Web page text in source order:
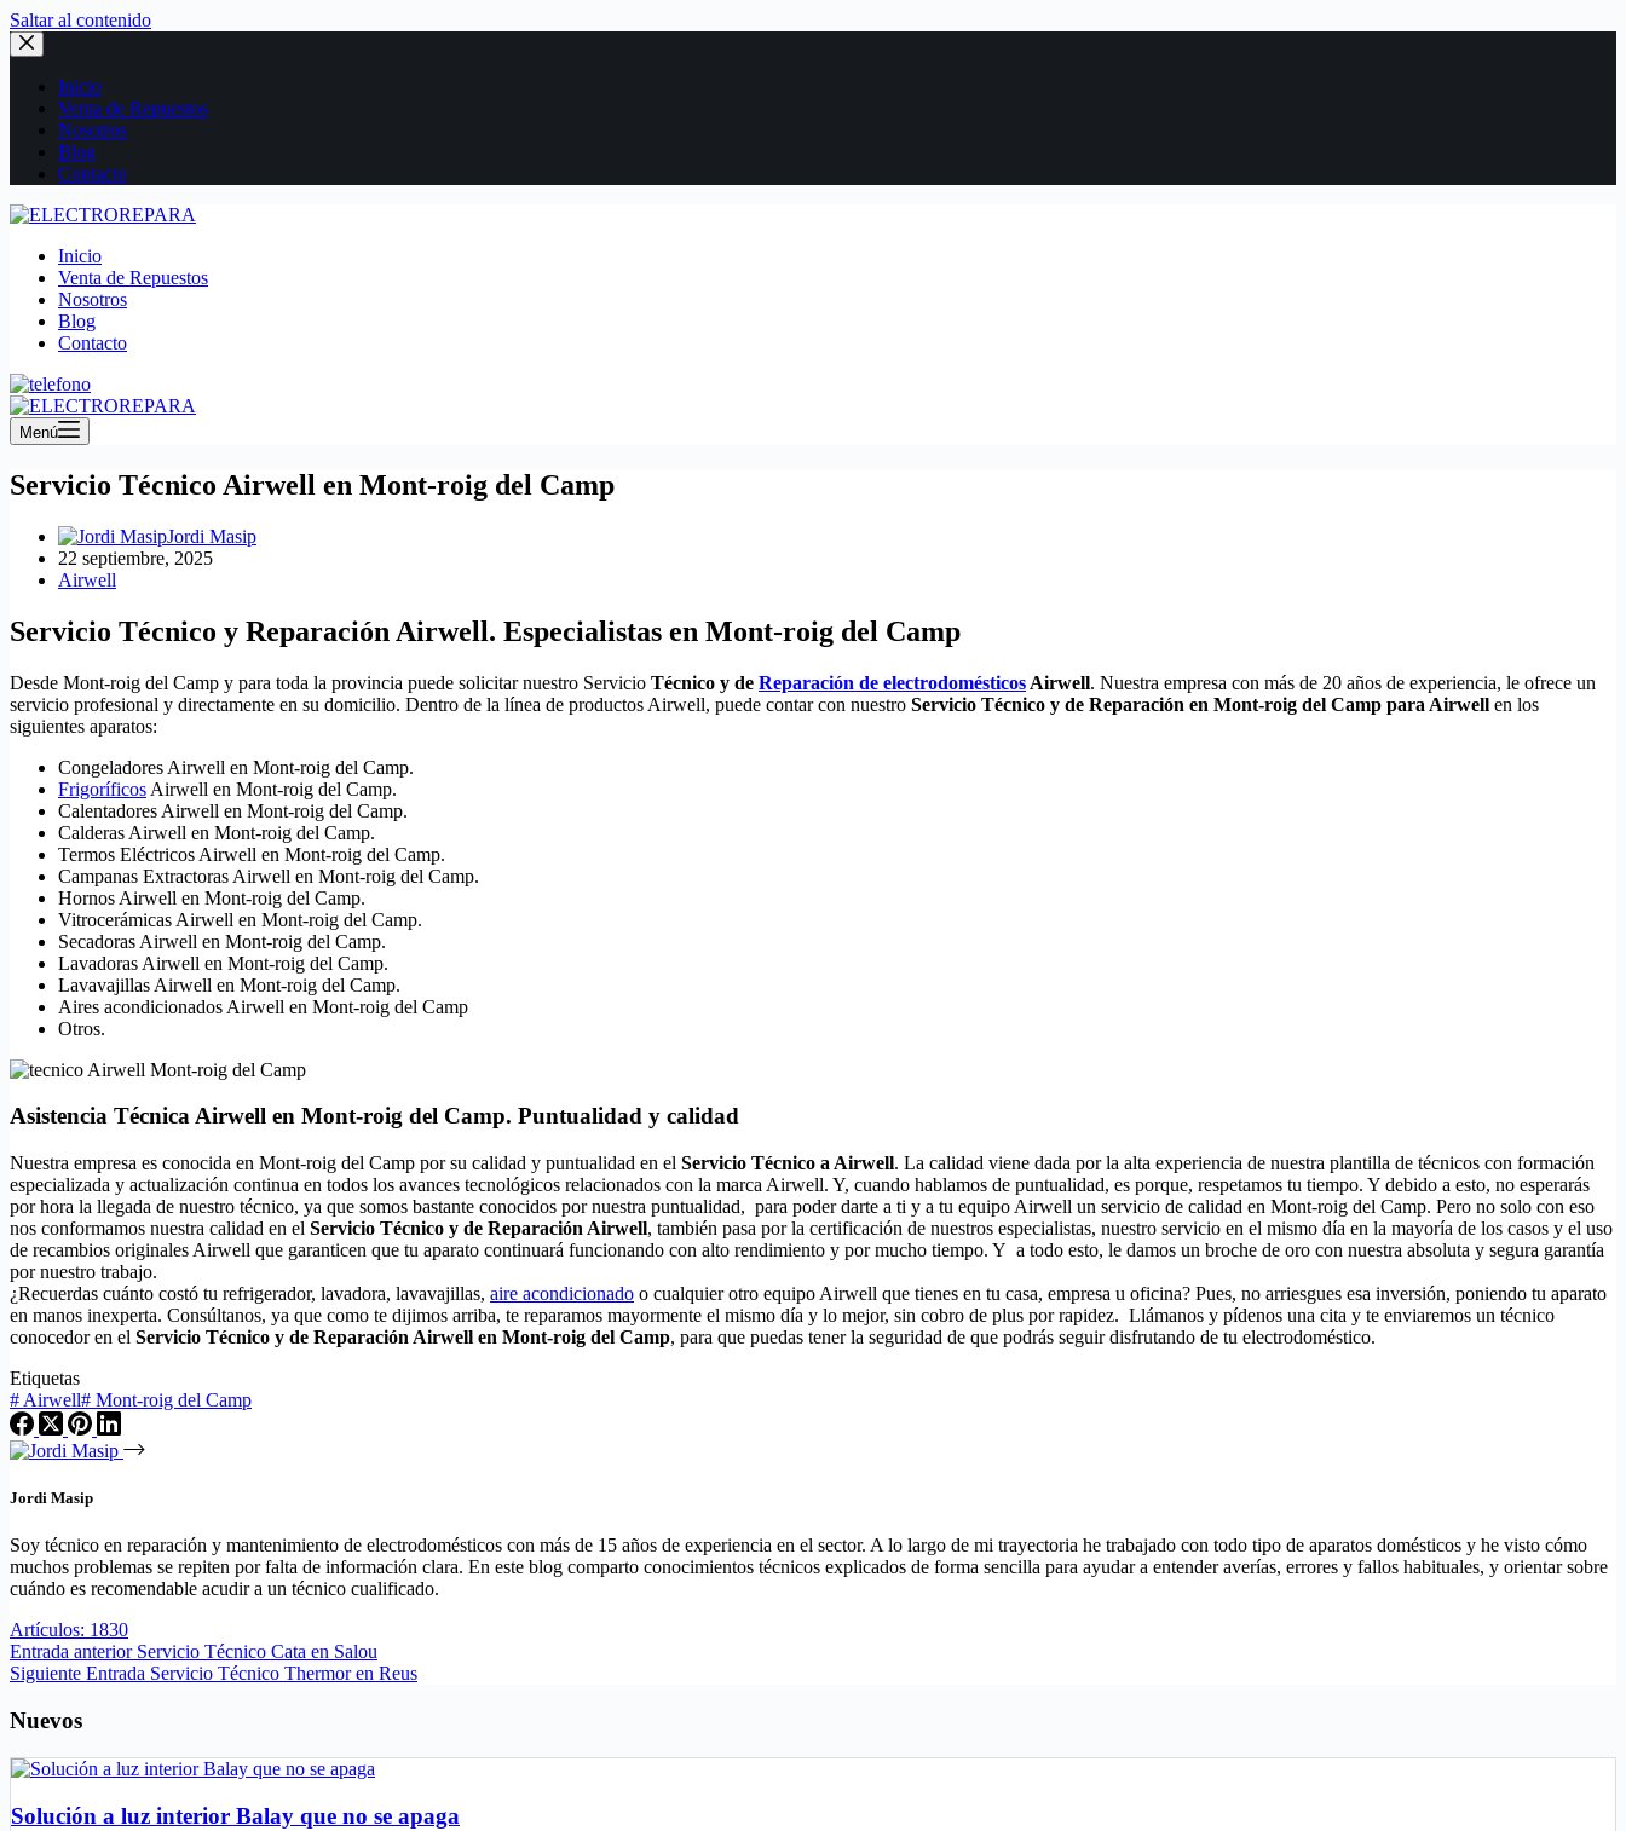
Saltar al contenido
Inicio
Venta de Repuestos
Nosotros
Blog
Contacto
Inicio
Venta de Repuestos
Nosotros
Blog
Contacto
Menú
Servicio Técnico Airwell en Mont-roig del Camp
Jordi Masip
22 septiembre, 2025
Airwell
Servicio Técnico y Reparación Airwell. Especialistas en Mont-roig del Camp
Desde Mont-roig del Camp y para toda la provincia puede solicitar nuestro Servicio Técnico y de Reparación de electrodomésticos Airwell. Nuestra empresa con más de 20 años de experiencia, le ofrece un
servicio profesional y directamente en su domicilio. Dentro de la línea de productos Airwell, puede contar con nuestro Servicio Técnico y de Reparación en Mont-roig del Camp para Airwell en los
siguientes aparatos:
Congeladores Airwell en Mont-roig del Camp.
Frigoríficos Airwell en Mont-roig del Camp.
Calentadores Airwell en Mont-roig del Camp.
Calderas Airwell en Mont-roig del Camp.
Termos Eléctricos Airwell en Mont-roig del Camp.
Campanas Extractoras Airwell en Mont-roig del Camp.
Hornos Airwell en Mont-roig del Camp.
Vitrocerámicas Airwell en Mont-roig del Camp.
Secadoras Airwell en Mont-roig del Camp.
Lavadoras Airwell en Mont-roig del Camp.
Lavavajillas Airwell en Mont-roig del Camp.
Aires acondicionados Airwell en Mont-roig del Camp
Otros.
Asistencia Técnica Airwell en Mont-roig del Camp. Puntualidad y calidad
Nuestra empresa es conocida en Mont-roig del Camp por su calidad y puntualidad en el Servicio Técnico a Airwell. La calidad viene dada por la alta experiencia de nuestra plantilla de técnicos con formación
especializada y actualización continua en todos los avances tecnológicos relacionados con la marca Airwell. Y, cuando hablamos de puntualidad, es porque, respetamos tu tiempo. Y debido a esto, no esperarás
por hora la llegada de nuestro técnico, ya que somos bastante conocidos por nuestra puntualidad, para poder darte a ti y a tu equipo Airwell un servicio de calidad en Mont-roig del Camp. Pero no solo con eso
nos conformamos nuestra calidad en el Servicio Técnico y de Reparación Airwell, también pasa por la certificación de nuestros especialistas, nuestro servicio en el mismo día en la mayoría de los casos y el uso
de recambios originales Airwell que garanticen que tu aparato continuará funcionando con alto rendimiento y por mucho tiempo. Y a todo esto, le damos un broche de oro con nuestra absoluta y segura garantía
por nuestro trabajo.
¿Recuerdas cuánto costó tu refrigerador, lavadora, lavavajillas, aire acondicionado o cualquier otro equipo Airwell que tienes en tu casa, empresa u oficina? Pues, no arriesgues esa inversión, poniendo tu aparato
en manos inexperta. Consúltanos, ya que como te dijimos arriba, te reparamos mayormente el mismo día y lo mejor, sin cobro de plus por rapidez. Llámanos y pídenos una cita y te enviaremos un técnico
conocedor en el Servicio Técnico y de Reparación Airwell en Mont-roig del Camp, para que puedas tener la seguridad de que podrás seguir disfrutando de tu electrodoméstico.
Etiquetas
# Airwell# Mont-roig del Camp
Jordi Masip
Soy técnico en reparación y mantenimiento de electrodomésticos con más de 15 años de experiencia en el sector. A lo largo de mi trayectoria he trabajado con todo tipo de aparatos domésticos y he visto cómo
muchos problemas se repiten por falta de información clara. En este blog comparto conocimientos técnicos explicados de forma sencilla para ayudar a entender averías, errores y fallos habituales, y orientar sobre
cuándo es recomendable acudir a un técnico cualificado.
Artículos: 1830
Entrada anterior Servicio Técnico Cata en Salou
Siguiente Entrada Servicio Técnico Thermor en Reus
Nuevos
Solución a luz interior Balay que no se apaga